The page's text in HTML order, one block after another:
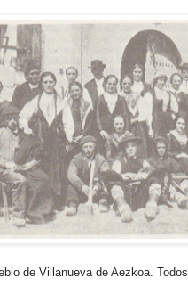
de Villanueva de Aezkoa. Todos